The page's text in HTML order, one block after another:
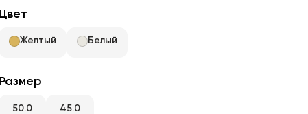
Цвет
Желтый Белый
Размер
50.0 45.0